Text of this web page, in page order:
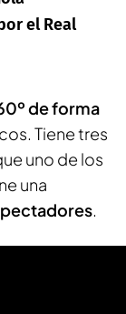
el Real
de forma
Tiene tres
uno de los
una
.